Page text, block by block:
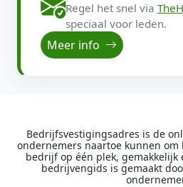
Regel het snel via
speciaal voor leden.
Meer info
Bedrijfsvestigingsadres is de
ondernemers naartoe kunnen
bedrijf op één plek, gemakkelijk
bedrijvengids is gemaakt